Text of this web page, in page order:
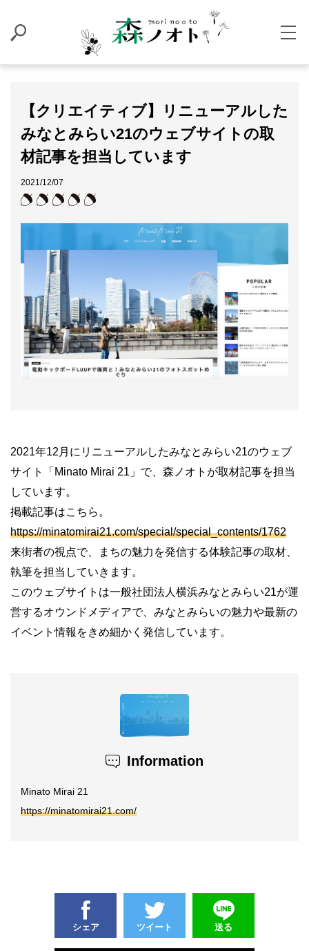
【クリエイティブ】リニューアルした
みなとみらい21のウェブサイトの取
材記事を担当しています
2021/12/07
2021年12月にリニューアルしたみなとみらい21のウェブ
サイト「Minato Mirai 21」で、森ノオトが取材記事を担当
しています。
掲載記事はこちら。
https://minatomirai21.com/special/special_contents/1762
来街者の視点で、まちの魅力を発信する体験記事の取材、
執筆を担当していきます。
このウェブサイトは一般社団法人横浜みなとみらい21が運
営するオウンドメディアで、みなとみらいの魅力や最新の
イベント情報をきめ細かく発信しています。
Information
Minato Mirai 21
https://minatomirai21.com/
シェア ツイート 送る